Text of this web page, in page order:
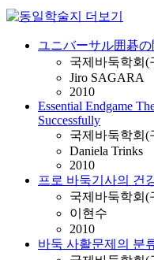
ユニバーサル囲碁
국제바둑학회(
Jiro SAGARA
2010
Essential Endgame
Successfully
국제바둑학회(
Daniela Trinks
2010
프로 바둑기사의 건
국제바둑학회(
이현수
2010
바둑 사활문제의 분